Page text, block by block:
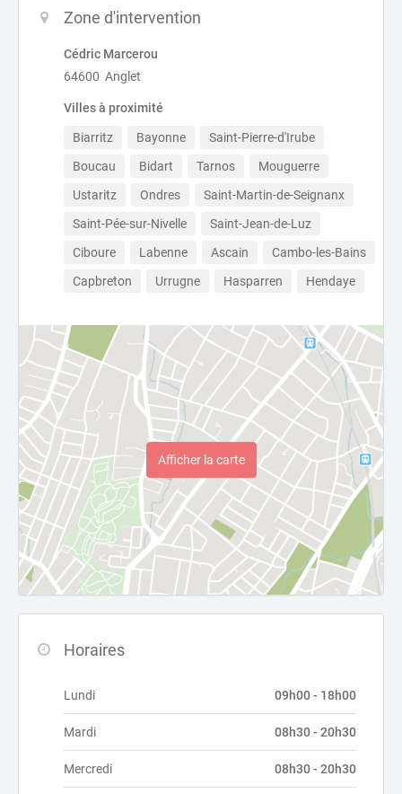
Zone d'intervention
Cédric Marcerou
64600 Anglet
Villes à proximité
Biarritz Bayonne
Saint-Pierre-d'Irube
Boucau
Bidart Tarnos
Mouguerre
Ustaritz
Ondres
Saint-Martin-de-Seignanx
Saint-Pée-sur-Nivelle
Saint-Jean-de-Luz
Ciboure
Labenne Ascain
Cambo-les-Bains
Capbreton
Urrugne Hasparren Hendaye
Afficher la carte
Horaires
Lundi 09h00 - 18h00
Mardi 08h30 - 20h30
Mercredi 08h30 - 20h30